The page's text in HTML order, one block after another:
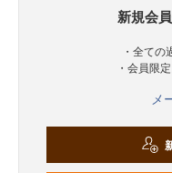
新規会
・全て
・会員限
メ